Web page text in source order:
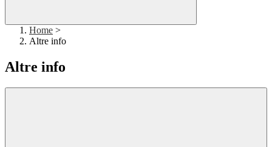
Home >
Altre info
Altre info